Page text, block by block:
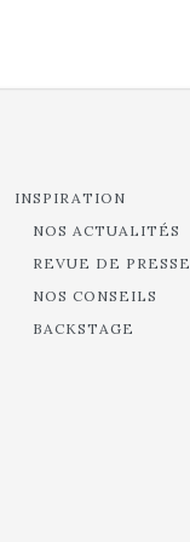
INSPIRATION
NOS ACTUALITÉS
REVUE DE PRESSE
NOS CONSEILS
BACKSTAGE